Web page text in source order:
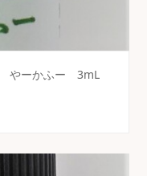
やーかふー 3mL